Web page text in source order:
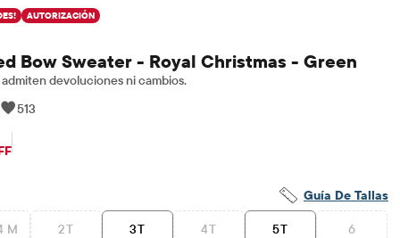
AUTORIZACIÓN
Bow Sweater - Royal Christmas - Green
admiten devoluciones ni cambios.
513
original: $56.95
Guía De Tallas
M 2T 3T 4T 5T 6